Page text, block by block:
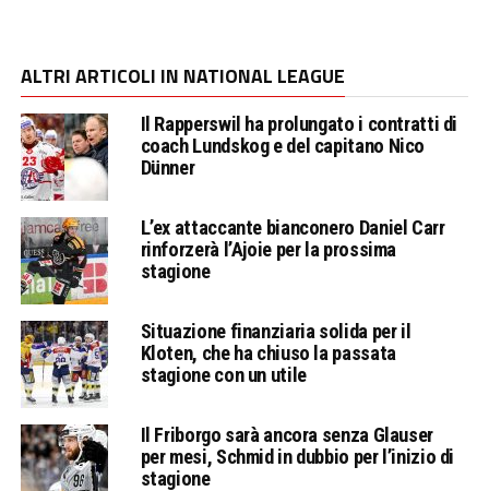
ALTRI ARTICOLI IN NATIONAL LEAGUE
Il Rapperswil ha prolungato i contratti di
coach Lundskog e del capitano Nico
Dünner
L’ex attaccante bianconero Daniel Carr
rinforzerà l’Ajoie per la prossima
stagione
Situazione finanziaria solida per il
Kloten, che ha chiuso la passata
stagione con un utile
Il Friborgo sarà ancora senza Glauser
per mesi, Schmid in dubbio per l’inizio di
stagione